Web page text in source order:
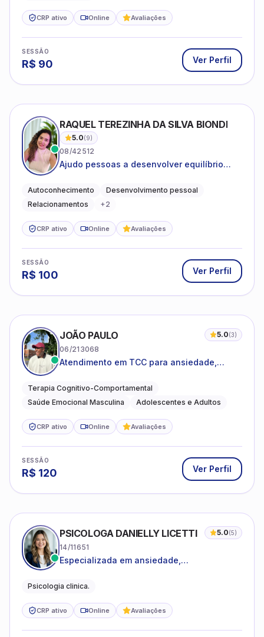
CRP ativo Online Avaliações
SESSÃO
R$ 90 Ver Perfil
RAQUEL TEREZINHA DA SILVA BIONDI
5.0(9)
08/42512
Ajudo pessoas a desenvolver equilíbrio
Autoconhecimento
Desenvolvimento pessoal
Relacionamentos
+2
CRP ativo Online Avaliações
SESSÃO
R$ 100 Ver Perfil
JOÃO PAULO 5.0(3)
06/213068
Atendimento em TCC para ansiedade,
emocional
Terapia Cognitivo-Comportamental
Saúde Emocional Masculina
Adolescentes e Adultos
CRP ativo Online Avaliações
SESSÃO
R$ 120 Ver Perfil
PSICOLOGA DANIELLY LICETTI 5.0(5)
14/11651
Especializada em ansiedade,
Psicologia clinica.
CRP ativo Online Avaliações